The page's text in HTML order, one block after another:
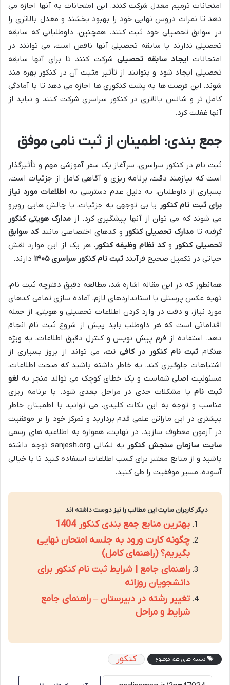
امتحانات ترمیم معدل شرکت کنند. این امتحانات به آنها اجازه می
دهد تا نمرات دروس نهایی خود را بهبود بخشند و معدل بالاتری را
در سوابق تحصیلی خود ثبت کنند. همچنین، داوطلبانی که سابقه
تحصیلی ندارند یا سابقه تحصیلی آنها ناقص است، می توانند در
امتحاناتایجاد سابقه تحصیلی شرکت کنند تا برای آنها سابقه
تحصیلی ایجاد شود و بتوانند از تأثیر مثبت آن در کنکور بهره مند
شوند. این فرصت ها به پشت کنکوری ها اجازه می دهد تا با آمادگی
کامل تر و شانس بالاتری در کنکور سراسری شرکت کنند و نباید از
آنها غفلت کرد.
جمع بندی: اطمینان از ثبت نامی موفق
ثبت نام در کنکور سراسری، سرآغاز یک سفر آموزشی مهم و تأثیرگذار
است که نیازمند دقت، برنامه ریزی و آگاهی کامل از جزئیات است.
بسیاری از داوطلبان، به دلیل عدم دسترسی به اطلاعات مورد نیاز
برای ثبت نام کنکور یا بی توجهی به جزئیات، با چالش هایی روبرو
می شوند که می توان از آنها پیشگیری کرد. از مدارک هویتی کنکور
گرفته تا مدارک تحصیلی کنکور و کدهای اختصاصی مانندکد سوابق
تحصیلی کنکور وکد نظام وظیفه کنکور، هر یک از این موارد نقش
حیاتی در تکمیل صحیح فرآیند ثبت نام کنکور سراسری ۱۴۰۵ دارند.
همانطور که در این مقاله اشاره شد، مطالعه دقیق دفترچه ثبت نام،
تهیه عکس پرسنلی با استانداردهای لازم، آماده سازی تمامی کدهای
مورد نیاز، و دقت در وارد کردن اطلاعات تحصیلی و هویتی، از جمله
اقداماتی است که هر داوطلب باید پیش از شروع ثبت نام انجام
دهد. استفاده از فرم پیش نویس و کنترل دقیق اطلاعات، به ویژه
هنگام ثبت نام کنکور در کافی نت، می تواند از بروز بسیاری از
اشتباهات جلوگیری کند. به خاطر داشته باشید که صحت اطلاعات،
مسئولیت اصلی شماست و یک خطای کوچک می تواند منجر به لغو
ثبت نامیا مشکلات جدی در مراحل بعدی شود. با برنامه ریزی
مناسب و توجه به این نکات کلیدی، می توانید با اطمینان خاطر
بیشتری در این ماراتن علمی قدم بردارید و تمرکز خود را بر موفقیت
در آزمون معطوف سازید. در نهایت، همواره به اطلاعیه های رسمی
سایت سازمان سنجش کنکور
به نشانی sanjesh.org توجه داشته
باشید و از منابع معتبر برای کسب اطلاعات استفاده کنید تا با خیالی
آسوده، مسیر موفقیت را طی کنید.
دیگر کاربران سایت این مطالب را نیز دوست داشته اند
بهترین منابع جمع بندی کنکور 1404
چگونه کارت ورود به جلسه امتحان نهایی
بگیریم؟ (راهنمای کامل)
راهنمای جامع | شرایط ثبت نام کنکور برای
دانشجویان روزانه
تغییر رشته در دبیرستان – راهنمای جامع
شرایط و مراحل
دسته های هم موضوع کنکور